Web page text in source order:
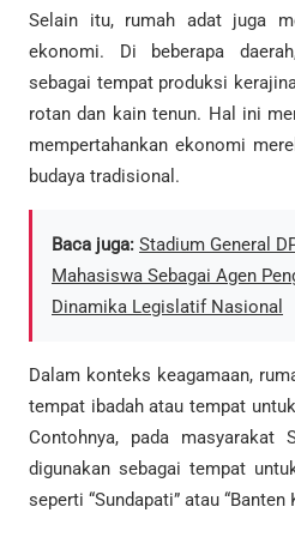
Selain itu, rumah adat juga
ekonomi. Di beberapa
sebagai tempat produksi
rotan dan kain tenun. Hal ini
mempertahankan ekonomi
budaya tradisional.
Baca juga: Stadium General
Mahasiswa Sebagai Agen
Dinamika Legislatif Nasional
Dalam konteks keagamaan,
tempat ibadah atau tempat
Contohnya, pada masyarakat
digunakan sebagai tempat
seperti “Sundapati” atau “Banten